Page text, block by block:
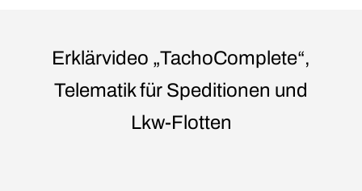
Erklärvideo „TachoComplete“,
Telematik für Speditionen und
Lkw-Flotten